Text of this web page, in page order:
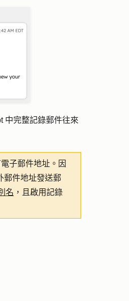
中完整記錄郵件往來
子郵件地址。因
郵件地址發送郵
名 ，且啟用記錄